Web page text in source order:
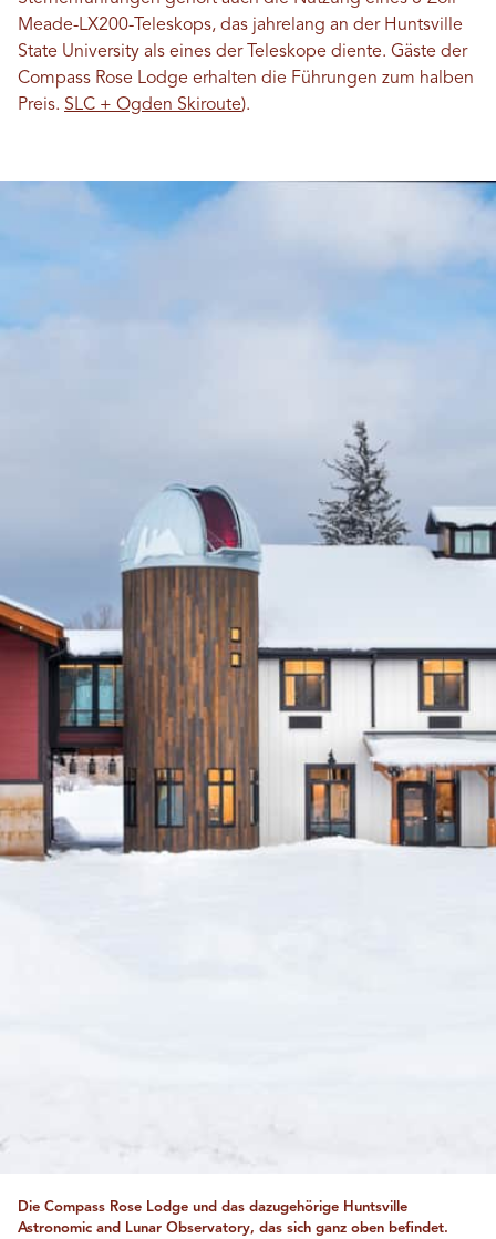
Meade-LX200-Teleskops, das jahrelang an der Huntsville
State University als eines der Teleskope diente. Gäste der
Compass Rose Lodge erhalten die Führungen zum halben
Preis. SLC + Ogden Skiroute).
Die Compass Rose Lodge und das dazugehörige Huntsville
Astronomic and Lunar Observatory, das sich ganz oben befindet.